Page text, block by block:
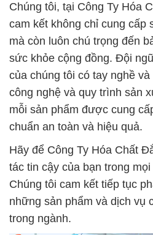
Chúng tôi, tại Công Ty Hóa
cam kết không chỉ cung cấp
mà còn luôn chú trọng đến
sức khỏe cộng đồng. Đội
của chúng tôi có tay nghề
công nghệ và quy trình sản
mỗi sản phẩm được cung
chuẩn an toàn và hiệu quả.
Hãy để Công Ty Hóa Chất
tác tin cậy của bạn trong
Chúng tôi cam kết tiếp tục
những sản phẩm và dịch vụ
trong ngành.